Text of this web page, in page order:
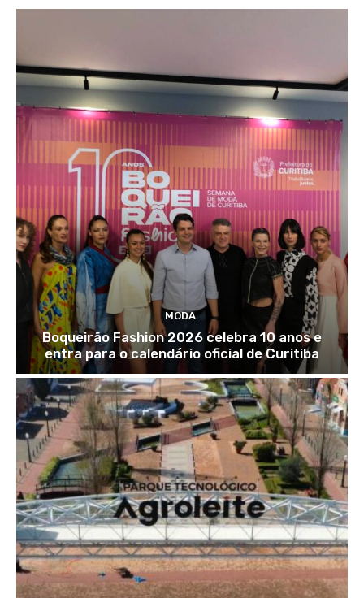
MODA
Boqueirão Fashion 2026 celebra 10 anos e
entra para o calendário oficial de Curitiba